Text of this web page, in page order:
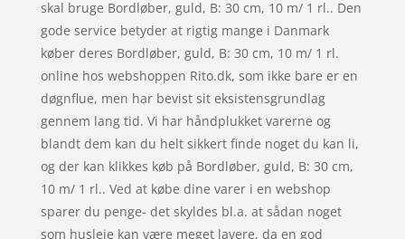
skal bruge Bordløber, guld, B: 30 cm, 10 m/ 1 rl.. Den
gode service betyder at rigtig mange i Danmark
køber deres Bordløber, guld, B: 30 cm, 10 m/ 1 rl.
online hos webshoppen Rito.dk, som ikke bare er en
døgnflue, men har bevist sit eksistensgrundlag
gennem lang tid. Vi har håndplukket varerne og
blandt dem kan du helt sikkert finde noget du kan li,
og der kan klikkes køb på Bordløber, guld, B: 30 cm,
10 m/ 1 rl.. Ved at købe dine varer i en webshop
sparer du penge- det skyldes bl.a. at sådan noget
som husleje kan være meget lavere, da en god